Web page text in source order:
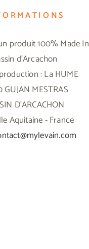
peuvent
choisies
sur
la
page
du
produit
produit 100% Made In
d'Arcachon
: La HUME
GUJAN MESTRAS
D'ARCACHON
Aquitaine - France